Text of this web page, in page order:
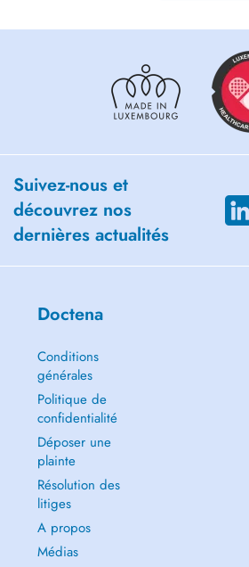
Suivez-nous et
découvrez nos
dernières actualités
Doctena
Conditions
générales
Politique de
confidentialité
Déposer une
plainte
Résolution des
litiges
A propos
Médias